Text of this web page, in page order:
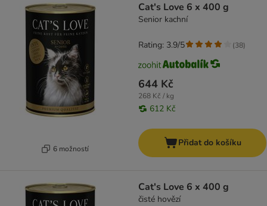
6 možností
Cat's Love 6 x 400 g
Senior kachní
644 Kč
268 Kč / kg
612 Kč
Rating: 3.9/5 (38)
Přidat do košíku
Cat's Love 6 x 400 g
čisté hovězí